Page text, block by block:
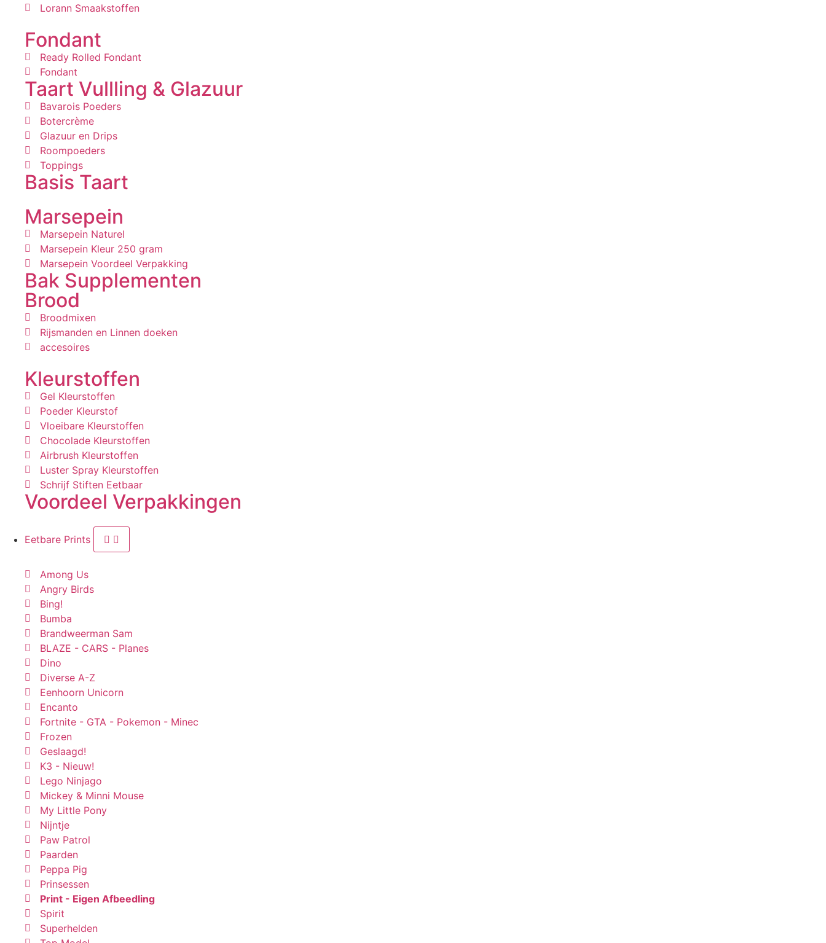
Lorann Smaakstoffen
Fondant
Ready Rolled Fondant
Fondant
Taart Vullling & Glazuur
Bavarois Poeders
Botercrème
Glazuur en Drips
Roompoeders
Toppings
Basis Taart
Marsepein
Marsepein Naturel
Marsepein Kleur 250 gram
Marsepein Voordeel Verpakking
Bak Supplementen
Brood
Broodmixen
Rijsmanden en Linnen doeken
accesoires
Kleurstoffen
Gel Kleurstoffen
Poeder Kleurstof
Vloeibare Kleurstoffen
Chocolade Kleurstoffen
Airbrush Kleurstoffen
Luster Spray Kleurstoffen
Schrijf Stiften Eetbaar
Voordeel Verpakkingen
Eetbare Prints
Among Us
Angry Birds
Bing!
Bumba
Brandweerman Sam
BLAZE - CARS - Planes
Dino
Diverse A-Z
Eenhoorn Unicorn
Encanto
Fortnite - GTA - Pokemon - Minec
Frozen
Geslaagd!
K3 - Nieuw!
Lego Ninjago
Mickey & Minni Mouse
My Little Pony
Nijntje
Paw Patrol
Paarden
Peppa Pig
Prinsessen
Print - Eigen Afbeedling
Spirit
Superhelden